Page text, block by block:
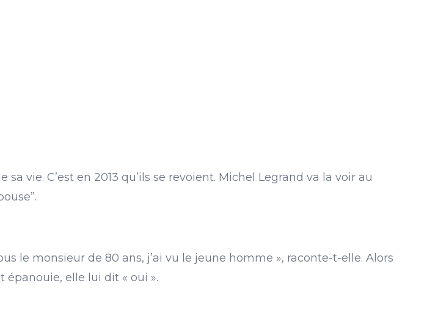
vie. C’est en 2013 qu’ils se revoient. Michel Legrand va la voir au
le monsieur de 80 ans, j’ai vu le jeune homme », raconte-t-elle. Alors
elle lui dit « oui ».